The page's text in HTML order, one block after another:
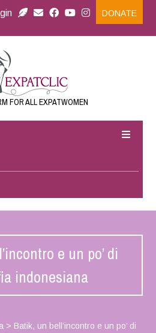
DONATE
FOR ALL EXPATWOMEN
e un po’ di
indonesiana
> Batik, un bell’incontro e un po’ di